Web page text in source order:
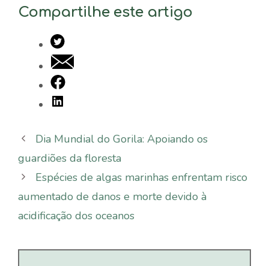
Compartilhe este artigo
Dia Mundial do Gorila: Apoiando os
guardiões da floresta
Espécies de algas marinhas enfrentam risco
aumentado de danos e morte devido à
acidificação dos oceanos